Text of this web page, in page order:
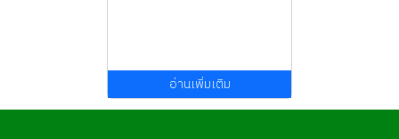
อ่านเพิ่มเติม